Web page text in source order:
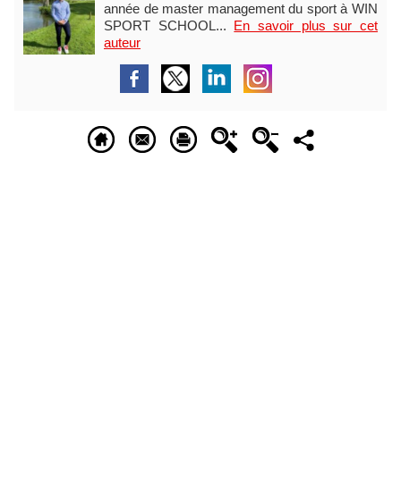
année de master management du sport à WIN
SPORT SCHOOL... En savoir plus sur cet
auteur